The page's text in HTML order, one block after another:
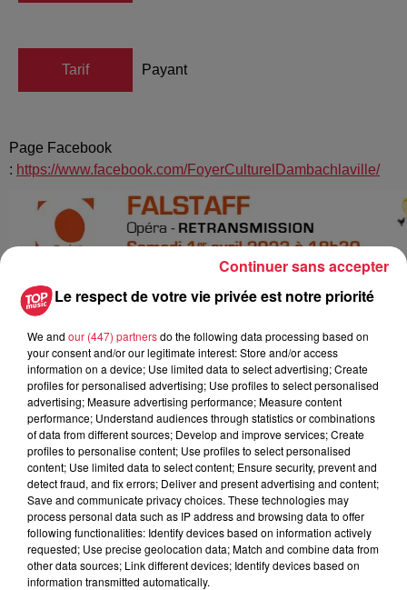
Tarif Payant
Page Facebook
: https://www.facebook.com/FoyerCulturelDambachlaville/
Le respect de votre vie privée est notre priorité
We and our (447) partnersdo the following data processing based on
your consent and/or our legitimate interest: Store and/or access
information on a device; Use limited data to select advertising; Create
profiles for personalised advertising; Use profiles to select personalised
advertising; Measure advertising performance; Measure content
performance; Understand audiences through statistics or combinations
of data from different sources; Develop and improve services; Create
profiles to personalise content; Use profiles to select personalised
content; Use limited data to select content; Ensure security, prevent and
detect fraud, and fix errors; Deliver and present advertising and content;
Save and communicate privacy choices. These technologies may
process personal data such as IP address and browsing data to offer
following functionalities: Identify devices based on information actively
requested; Use precise geolocation data; Match and combine data from
other data sources; Link different devices; Identify devices based on
information transmitted automatically.
Continuer sans accepter